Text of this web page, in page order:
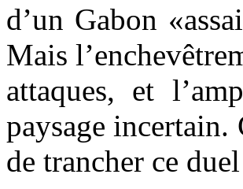
d’un Gabon
Mais
attaques, et
paysage incertain.
de trancher ce